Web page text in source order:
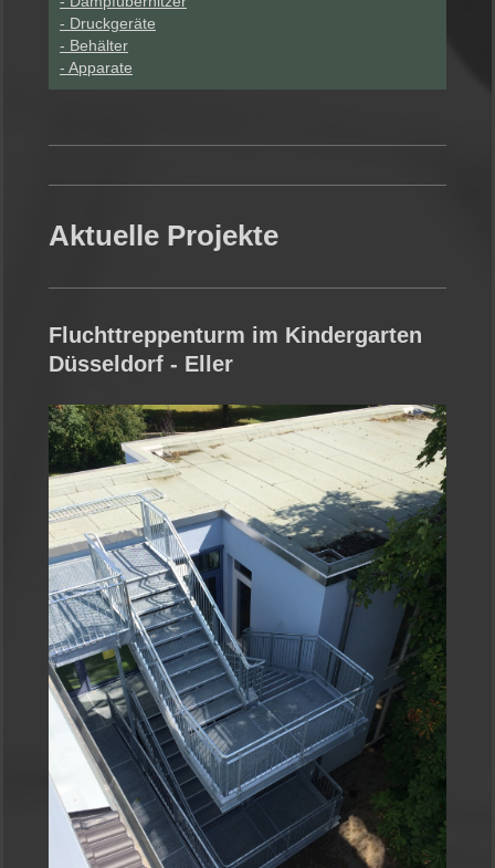
- Druckgeräte
- Behälter
- Apparate
Aktuelle Projekte
Fluchttreppenturm im Kindergarten
Düsseldorf - Eller